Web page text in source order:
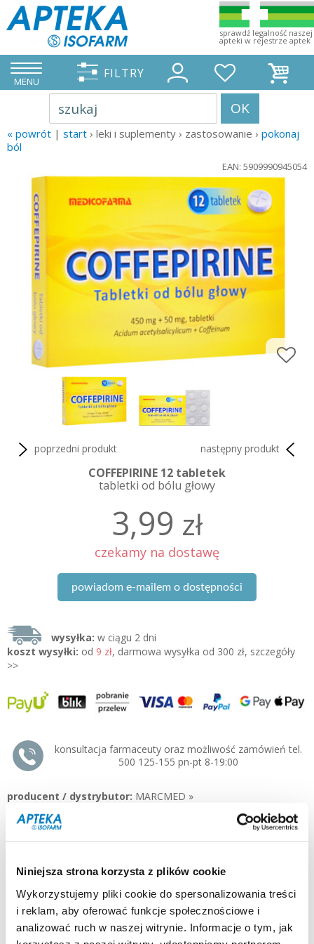
Niniejsza strona korzysta z plików cookie
Wykorzystujemy pliki cookie do spersonalizowania treści
i reklam, aby oferować funkcje społecznościowe i
analizować ruch w naszej witrynie. Informacje o tym, jak
sprawdź legalność naszej
apteki w rejestrze aptek
MENU
FILTRY
szukaj OK
« powrót | start › leki i suplementy › zastosowanie › pokonaj
ból
EAN: 5909990945054
poprzedni produkt następny produkt
COFFEPIRINE 12 tabletek
tabletki od bólu głowy
3,99 zł
czekamy na dostawę
powiadom e-mailem o dostępności
wysyłka: w ciągu 2 dni
koszt wysyłki: od 9 zł, darmowa wysyłka od 300 zł, szczegóły
>>
konsultacja farmaceuty oraz możliwość zamówień tel.
500 125-155 pn-pt 8-19:00
producent / dystrybutor: MARCMED »
typ produktu:
postać: tabletki
dla kogo: dorośli, seniorzy, dzieci pow. 13 roku
Coffepirine to lek, który działa przeciwbólowo w przypadku bólu o
małym lub umiarkowanym nasileniu.
Działanie i zastosowanie:
Lek Coffepirine Tabletki od bólu głowy zawiera dwie substancje